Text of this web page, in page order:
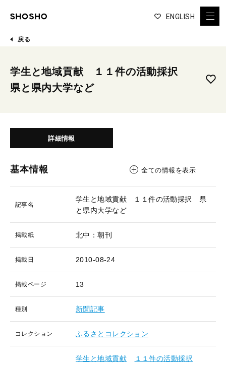
ENGLISH
戻る
学生と地域貢献 １１件の活動採択
県と県内大学など
詳細情報
基本情報 全ての情報を表示
記事名
学生と地域貢献 １１件の活動採択 県
と県内大学など
掲載紙 北中：朝刊
掲載日 2010-08-24
掲載ページ 13
種別 新聞記事
コレクション ふるさとコレクション
学生と地域貢献
１１件の活動採択